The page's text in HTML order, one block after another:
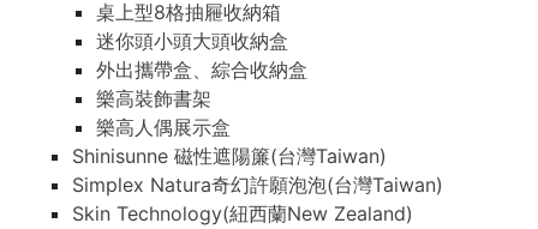
桌上型8格抽屜收納箱
迷你頭小頭大頭收納盒
外出攜帶盒、綜合收納盒
樂高裝飾書架
樂高人偶展示盒
Shinisunne 磁性遮陽簾(台灣Taiwan)
Simplex Natura奇幻許願泡泡(台灣Taiwan)
Skin Technology(紐西蘭New Zealand)